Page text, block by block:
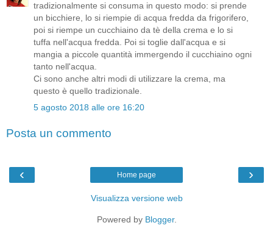
tradizionalmente si consuma in questo modo: si prende
un bicchiere, lo si riempie di acqua fredda da frigorifero,
poi si riempe un cucchiaino da tè della crema e lo si
tuffa nell'acqua fredda. Poi si toglie dall'acqua e si
mangia a piccole quantità immergendo il cucchiaino ogni
tanto nell'acqua.
Ci sono anche altri modi di utilizzare la crema, ma
questo è quello tradizionale.
5 agosto 2018 alle ore 16:20
Posta un commento
‹ ›
Home page
Visualizza versione web
Powered by Blogger.